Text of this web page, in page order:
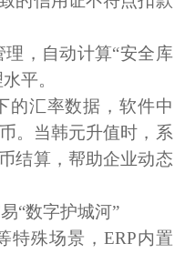
，自动计算“安全库
平。
的汇率数据，软件中
。当韩元升值时，系
结算，帮助企业动态
“数字护城河”
特殊场景，ERP内置